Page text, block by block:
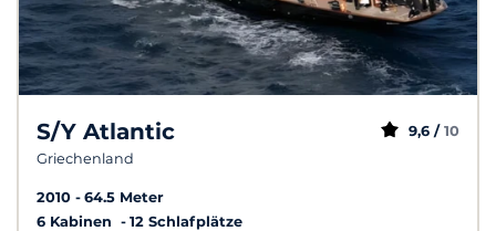
S/Y Atlantic
Griechenland
9,6 / 10
2010
64.5 Meter
6 Kabinen
12 Schlafplätze